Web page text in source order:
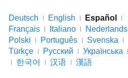
Deutsch English
Español
Français
Italiano
Nederlands
Polski
Português
Svenska
Türkçe
Русский Українська
한국어
汉语 漢語